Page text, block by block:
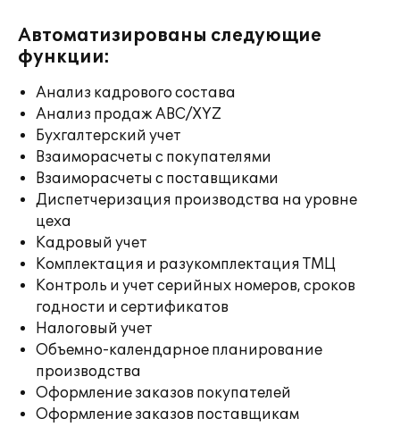
Автоматизированы следующие
функции:
Анализ кадрового состава
Анализ продаж ABC/XYZ
Бухгалтерский учет
Взаиморасчеты с покупателями
Взаиморасчеты с поставщиками
Диспетчеризация производства на уровне
цеха
Кадровый учет
Комплектация и разукомплектация ТМЦ
Контроль и учет серийных номеров, сроков
годности и сертификатов
Налоговый учет
Объемно-календарное планирование
производства
Оформление заказов покупателей
Оформление заказов поставщикам